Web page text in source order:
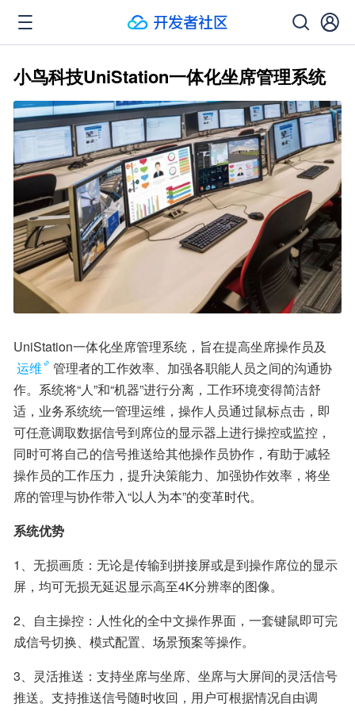
小鸟科技UniStation一体化坐席管理系统
UniStation一体化坐席管理系统，旨在提高坐席操作员及
运维
管理者的工作效率、加强各职能人员之间的沟通协
作。系统将“人”和“机器”进行分离，工作环境变得简洁舒
适，业务系统统一管理运维，操作人员通过鼠标点击，即
可任意调取数据信号到席位的显示器上进行操控或监控，
同时可将自己的信号推送给其他操作员协作，有助于减轻
操作员的工作压力，提升决策能力、加强协作效率，将坐
席的管理与协作带入“以人为本”的变革时代。
系统优势
1、无损画质：无论是传输到拼接屏或是到操作席位的显示
屏，均可无损无延迟显示高至4K分辨率的图像。
2、自主操控：人性化的全中文操作界面，一套键鼠即可完
成信号切换、模式配置、场景预案等操作。
3、灵活推送：支持坐席与坐席、坐席与大屏间的灵活信号
推送。支持推送信号随时收回，用户可根据情况自由调